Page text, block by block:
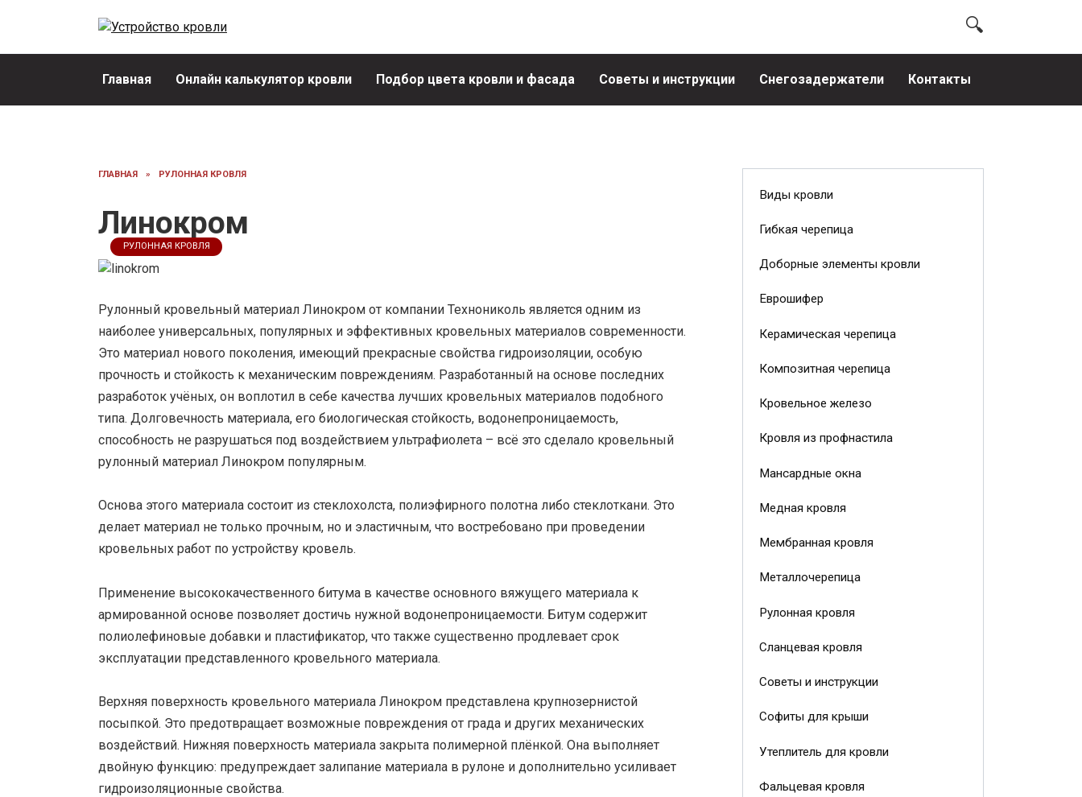
Главная Онлайн калькулятор кровли Подбор цвета кровли и фасада Советы и инструкции Снегозадержатели Контакты
ГЛАВНАЯ » РУЛОННАЯ КРОВЛЯ
Линокром
РУЛОННАЯ КРОВЛЯ
Рулонный кровельный материал Линокром от компании Технониколь является одним из
наиболее универсальных, популярных и эффективных кровельных материалов современности.
Это материал нового поколения, имеющий прекрасные свойства гидроизоляции, особую
прочность и стойкость к механическим повреждениям. Разработанный на основе последних
разработок учёных, он воплотил в себе качества лучших кровельных материалов подобного
типа. Долговечность материала, его биологическая стойкость, водонепроницаемость,
способность не разрушаться под воздействием ультрафиолета – всё это сделало кровельный
рулонный материал Линокром популярным.
Основа этого материала состоит из стеклохолста, полиэфирного полотна либо стеклоткани. Это
делает материал не только прочным, но и эластичным, что востребовано при проведении
кровельных работ по устройству кровель.
Применение высококачественного битума в качестве основного вяжущего материала к
армированной основе позволяет достичь нужной водонепроницаемости. Битум содержит
полиолефиновые добавки и пластификатор, что также существенно продлевает срок
эксплуатации представленного кровельного материала.
Верхняя поверхность кровельного материала Линокром представлена крупнозернистой
посыпкой. Это предотвращает возможные повреждения от града и других механических
воздействий. Нижняя поверхность материала закрыта полимерной плёнкой. Она выполняет
двойную функцию: предупреждает залипание материала в рулоне и дополнительно усиливает
гидроизоляционные свойства.
Виды кровли
Гибкая черепица
Доборные элементы кровли
Еврошифер
Керамическая черепица
Композитная черепица
Кровельное железо
Кровля из профнастила
Мансардные окна
Медная кровля
Мембранная кровля
Металлочерепица
Рулонная кровля
Сланцевая кровля
Советы и инструкции
Софиты для крыши
Утеплитель для кровли
Фальцевая кровля